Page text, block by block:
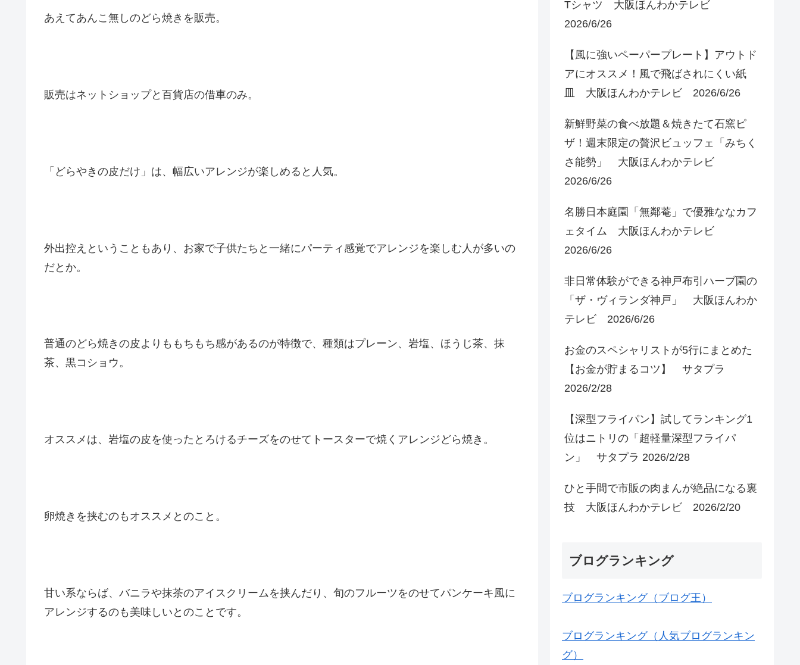
あえてあんこ無しのどら焼きを販売。
販売はネットショップと百貨店の借車のみ。
「どらやきの皮だけ」は、幅広いアレンジが楽しめると人気。
外出控えということもあり、お家で子供たちと一緒にパーティ感覚でアレンジを楽しむ人が多いの
だとか。
普通のどら焼きの皮よりももちもち感があるのが特徴で、種類はプレーン、岩塩、ほうじ茶、抹
茶、黒コショウ。
オススメは、岩塩の皮を使ったとろけるチーズをのせてトースターで焼くアレンジどら焼き。
卵焼きを挟むのもオススメとのこと。
甘い系ならば、バニラや抹茶のアイスクリームを挟んだり、旬のフルーツをのせてパンケーキ風に
アレンジするのも美味しいとのことです。
Tシャツ 大阪ほんわかテレビ
2026/6/26
【風に強いペーパープレート】アウトド
アにオススメ！風で飛ばされにくい紙
皿 大阪ほんわかテレビ 2026/6/26
新鮮野菜の食べ放題＆焼きたて石窯ピ
ザ！週末限定の贅沢ビュッフェ「みちく
さ能勢」 大阪ほんわかテレビ
2026/6/26
名勝日本庭園「無鄰菴」で優雅ななカフ
ェタイム 大阪ほんわかテレビ
2026/6/26
非日常体験ができる神戸布引ハーブ園の
「ザ・ヴィランダ神戸」 大阪ほんわか
テレビ 2026/6/26
お金のスペシャリストが5行にまとめた
【お金が貯まるコツ】 サタプラ
2026/2/28
【深型フライパン】試してランキング1
位はニトリの「超軽量深型フライパ
ン」 サタプラ 2026/2/28
ひと手間で市販の肉まんが絶品になる裏
技 大阪ほんわかテレビ 2026/2/20
ブログランキング
ブログランキング（ブログ王）
ブログランキング（人気ブログランキン
グ）